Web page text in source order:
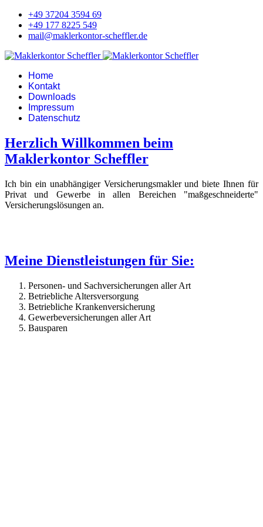
+49 37204 3594 69
+49 177 8225 549
mail@maklerkontor-scheffler.de
Home
Kontakt
Downloads
Impressum
Datenschutz
Herzlich Willkommen beim
Maklerkontor Scheffler
Ich bin ein unabhängiger Versicherungsmakler und biete Ihnen für
Privat und Gewerbe in allen Bereichen "maßgeschneiderte"
Versicherungslösungen an.
Meine Dienstleistungen für Sie:
Personen- und Sachversicherungen aller Art
Betriebliche Altersversorgung
Betriebliche Krankenversicherung
Gewerbeversicherungen aller Art
Bausparen